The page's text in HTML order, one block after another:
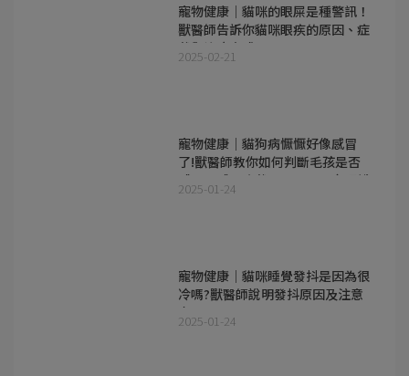
寵物健康｜貓咪的眼屎是種警訊！
獸醫師告訴你貓咪眼疾的原因、症
狀與治療方式
2025-02-21
寵物健康｜貓狗病懨懨好像感冒
了!獸醫師教你如何判斷毛孩是否
感冒、感冒症狀、原因及居家照護
2025-01-24
寵物健康｜貓咪睡覺發抖是因為很
冷嗎?獸醫師說明發抖原因及注意
事項
2025-01-24